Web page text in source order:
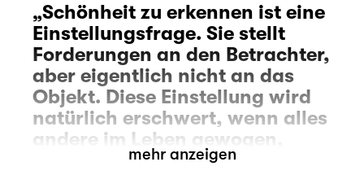
Schönheit zu erkennen ist eine
Einstellungsfrage. Sie stellt
Forderungen an den Betrachter,
aber eigentlich nicht an das
Objekt. Diese Einstellung wird
natürlich erschwert, wenn alles
andere im Leben gewogen,
gemessen, verarbeitet und mit
mehr anzeigen